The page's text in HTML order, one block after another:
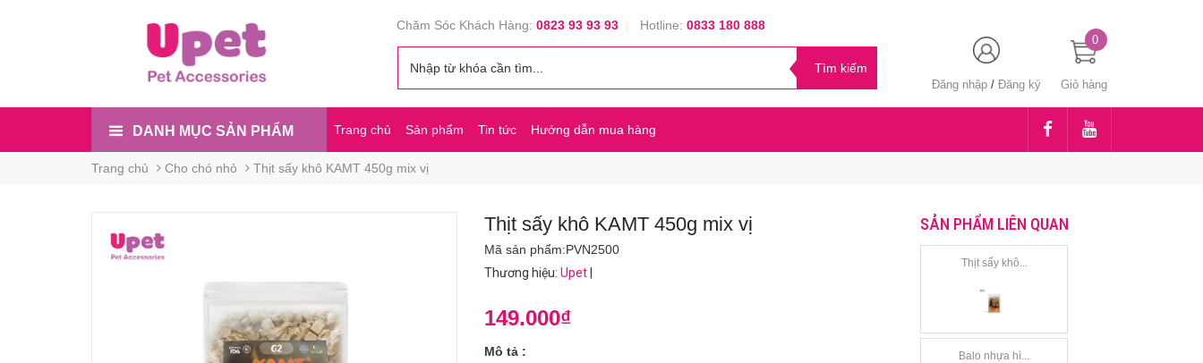
Chăm Sóc Khách Hàng: 0823 93 93 93| Hotline: 0833 180 888
Đăng nhập / Đăng ký Giỏ hàng
0
DANH MỤC SẢN PHẨM Trang chủ Sản phẩm Tin tức Hướng dẫn mua hàng
Trang chủ Cho chó nhỏ Thịt sấy khô KAMT 450g mix vị
Thịt sấy khô KAMT 450g mix vị
Mã sản phẩm:PVN2500
Thương hiệu: Upet
149.000₫
Mô tả :
SẢN PHẨM LIÊN QUAN
Thịt sấy khô...
Balo nhựa hì...